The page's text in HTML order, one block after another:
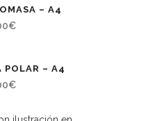
– A4
€
POLAR – A4
€